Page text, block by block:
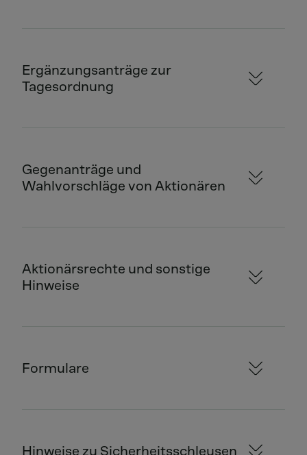
Ergänzungsanträge zur
Tagesordnung
Gegenanträge und
Wahlvorschläge von Aktionären
Aktionärsrechte und sonstige
Hinweise
Formulare
Hinweise zu Sicherheitsschleusen